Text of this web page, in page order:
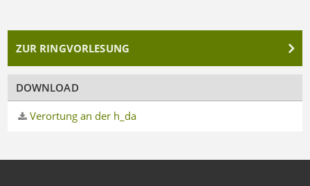
ZUR RINGVORLESUNG
DOWNLOAD
Verortung an der h_da